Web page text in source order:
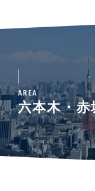
AREA
六本木・